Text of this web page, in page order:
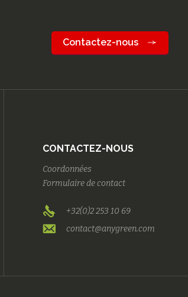
Contactez-nous
CONTACTEZ-NOUS
Coordonnées
Formulaire de contact
+32(0)2 253 10 69
contact@anygreen.com